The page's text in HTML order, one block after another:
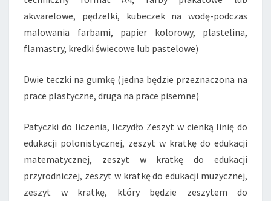
akwarelowe, pędzelki, kubeczek na wodę-podczas
malowania farbami, papier kolorowy, plastelina,
flamastry, kredki świecowe lub pastelowe)
Dwie teczki na gumkę (jedna będzie przeznaczona na
prace plastyczne, druga na prace pisemne)
Patyczki do liczenia, liczydło Zeszyt w cienką linię do
edukacji polonistycznej, zeszyt w kratkę do edukacji
matematycznej, zeszyt w kratkę do edukacji
przyrodniczej, zeszyt w kratkę do edukacji muzycznej,
zeszyt w kratkę, który będzie zeszytem do